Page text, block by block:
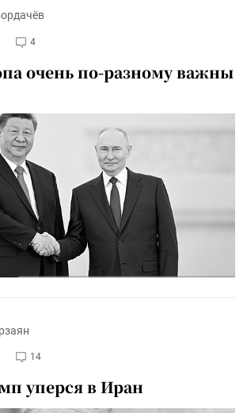
4
очень по-разному важны
14
уперся в Иран